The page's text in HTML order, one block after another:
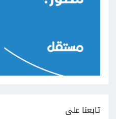
تابعنا على